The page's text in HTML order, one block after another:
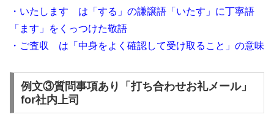
・いたします は「する」の謙譲語「いたす」に丁寧語
「ます」をくっつけた敬語
・ご査収 は「中身をよく確認して受け取ること」の意味
例文③質問事項あり「打ち合わせお礼メール」
for社内上司